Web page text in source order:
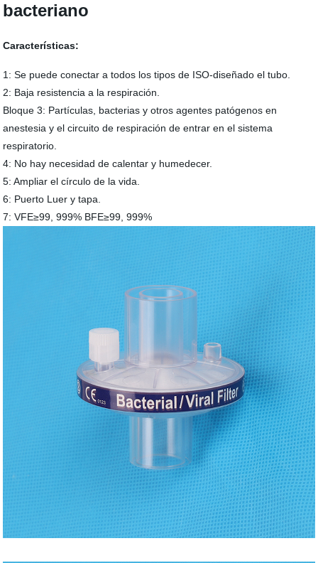
bacteriano
Características:
1: Se puede conectar a todos los tipos de ISO-diseñado el tubo.
2: Baja resistencia a la respiración.
Bloque 3: Partículas, bacterias y otros agentes patógenos en
anestesia y el circuito de respiración de entrar en el sistema
respiratorio.
4: No hay necesidad de calentar y humedecer.
5: Ampliar el círculo de la vida.
6: Puerto Luer y tapa.
7: VFE≥99, 999% BFE≥99, 999%